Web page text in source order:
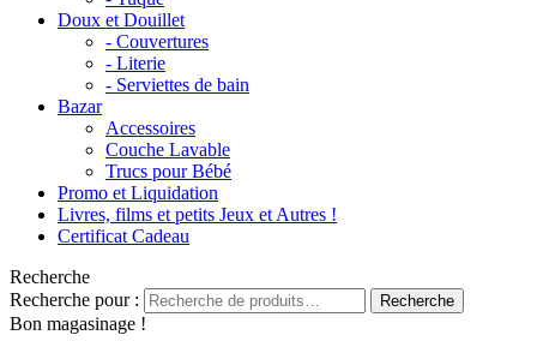
Doux et Douillet
- Couvertures
- Literie
- Serviettes de bain
Bazar
Accessoires
Couche Lavable
Trucs pour Bébé
Promo et Liquidation
Livres, films et petits Jeux et Autres !
Certificat Cadeau
Recherche
Recherche pour :
Recherche
Bon magasinage !